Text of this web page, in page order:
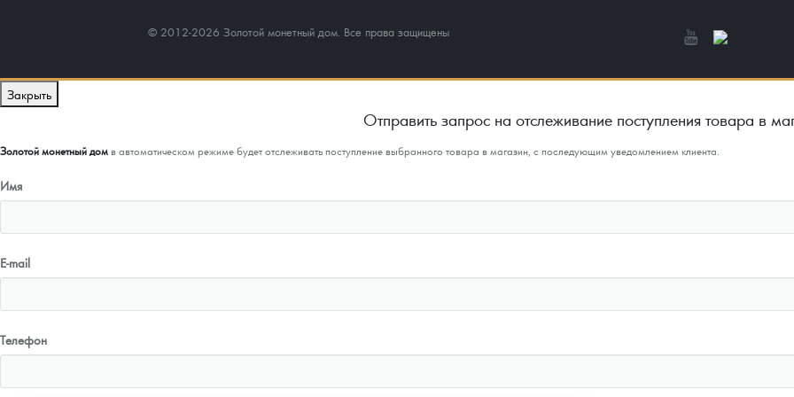
© 2012-2026 Золотой монетный дом. Все права защищены
Закрыть
Отправить запрос на отслеживание поступления товара в
Золотой монетный домв автоматическом режиме будет отслеживать поступление выбранного товара в магазин, с последующим уведомлением клиента.
Имя
E-mail
Телефон